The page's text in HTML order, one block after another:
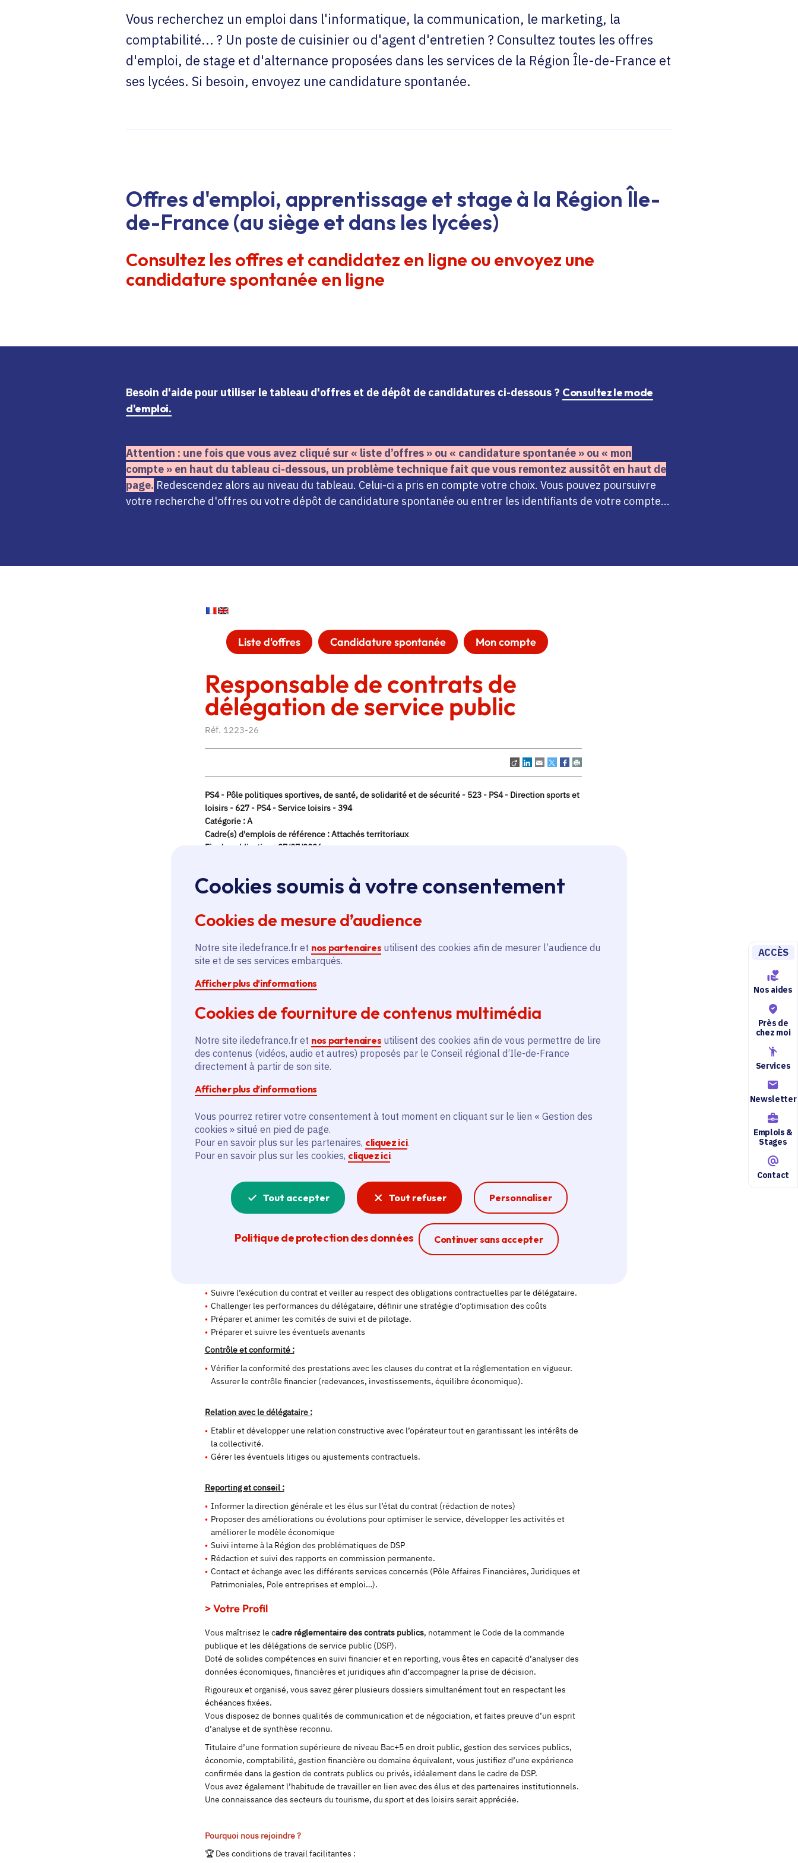
Cookies soumis à votre consentement
Cookies de mesure d’audience
Notre site iledefrance.fr et nos partenaires utilisent des cookies afin de mesurer l’audience du
site et de ses services embarqués.
Afficher plus d’informations
Cookies de fourniture de contenus multimédia
Notre site iledefrance.fr et nos partenaires utilisent des cookies afin de vous permettre de lire
des contenus (vidéos, audio et autres) proposés par le Conseil régional d’Ile-de-France
directement à partir de son site.
Afficher plus d’informations
Vous pourrez retirer votre consentement à tout moment en cliquant sur le lien « Gestion des
cookies » situé en pied de page.
Pour en savoir plus sur les partenaires, cliquez ici.
Pour en savoir plus sur les cookies, cliquez ici.
Tout accepter Tout refuser Personnaliser
Politique de protection des données Continuer sans accepter
Ferme la modale
ACCÈS
Nos aides
Près de
chez moi
Services
Newsletter
Emplois &
Stages
Contact
Vous recherchez un emploi dans l'informatique, la communication, le marketing, la
comptabilité... ? Un poste de cuisinier ou d'agent d'entretien ? Consultez toutes les offres
d'emploi, de stage et d'alternance proposées dans les services de la Région Île-de-France et
ses lycées. Si besoin, envoyez une candidature spontanée.
Offres d'emploi, apprentissage et stage à la Région Île-
de-France (au siège et dans les lycées)
Consultez les offres et candidatez en ligne ou envoyez une
candidature spontanée en ligne
Besoin d'aide pour utiliser le tableau d'offres et de dépôt de candidatures ci-dessous ? Consultez le mode
d'emploi.
Attention : une fois que vous avez cliqué sur « liste d’offres » ou « candidature spontanée » ou « mon
compte » en haut du tableau ci-dessous, un problème technique fait que vous remontez aussitôt en haut de
page. Redescendez alors au niveau du tableau. Celui-ci a pris en compte votre choix. Vous pouvez poursuivre
votre recherche d'offres ou votre dépôt de candidature spontanée ou entrer les identifiants de votre compte...